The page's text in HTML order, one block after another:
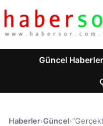
Güncel Haberler
Haberler›Güncel›